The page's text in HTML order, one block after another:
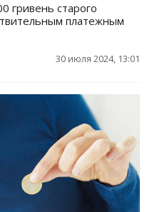
гривень старого
платежным
30 июля 2024, 13:01